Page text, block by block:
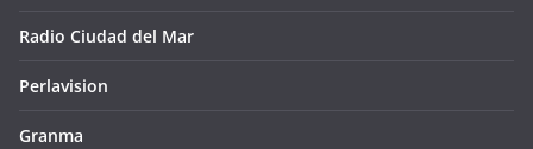
Radio Ciudad del Mar
Perlavision
Granma